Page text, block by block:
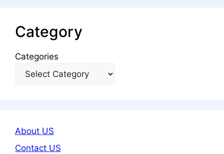
Category
Categories
About US
Contact US